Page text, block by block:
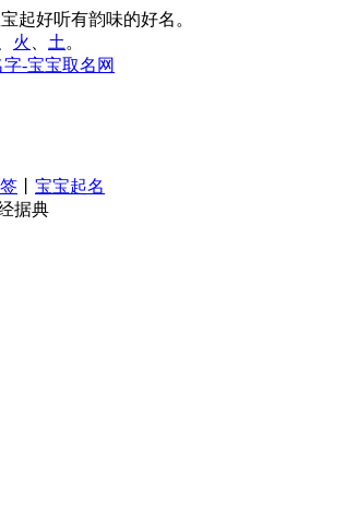
起好听有韵味的好名。
火 土 。
宝宝起名
据典